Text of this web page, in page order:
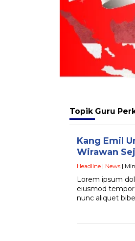
Topik Guru
Kang Emil
Wirawan
Headline | News |
Lorem ipsum
eiusmod
nunc aliquet